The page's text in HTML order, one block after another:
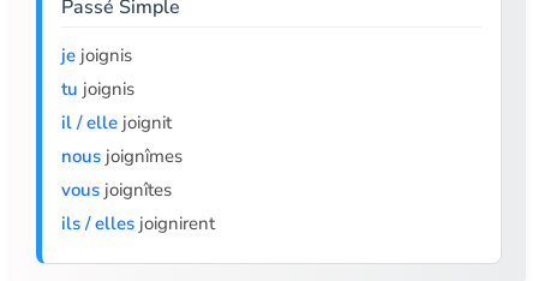
Passé Simple
je joignis
tu joignis
il / elle joignit
nous joignîmes
vous joignîtes
ils / elles joignirent